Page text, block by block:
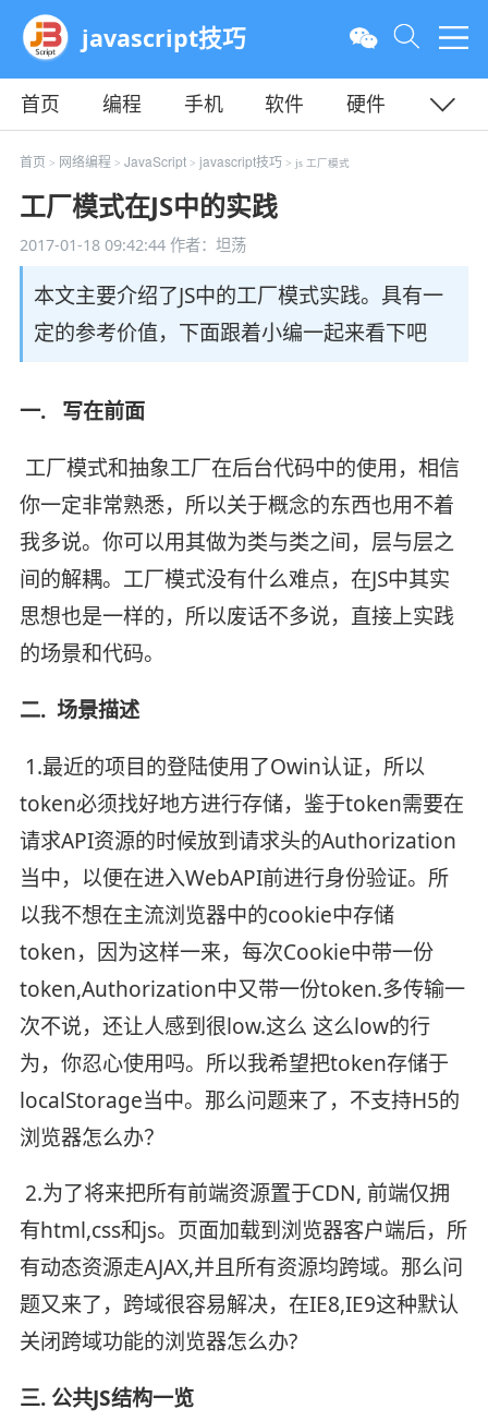
javascript技巧
首页 编程 手机 软件
硬件
教程
平面 服务器
首页 > 网络编程 > JavaScript> javascript技巧 > js 工厂模式
工厂模式在JS中的实践
2017-01-18 09:42:44作者：坦荡
本文主要介绍了JS中的工厂模式实践。具有一
定的参考价值，下面跟着小编一起来看下吧
一. 写在前面
工厂模式和抽象工厂在后台代码中的使用，相信
你一定非常熟悉，所以关于概念的东西也用不着
我多说。你可以用其做为类与类之间，层与层之
间的解耦。工厂模式没有什么难点，在JS中其实
思想也是一样的，所以废话不多说，直接上实践
的场景和代码。
二. 场景描述
1.最近的项目的登陆使用了Owin认证，所以
token必须找好地方进行存储，鉴于token需要在
请求API资源的时候放到请求头的Authorization
当中，以便在进入WebAPI前进行身份验证。所
以我不想在主流浏览器中的cookie中存储
token，因为这样一来，每次Cookie中带一份
token,Authorization中又带一份token.多传输一
次不说，还让人感到很low.这么 这么low的行
为，你忍心使用吗。所以我希望把token存储于
localStorage当中。那么问题来了，不支持H5的
浏览器怎么办？
2.为了将来把所有前端资源置于CDN, 前端仅拥
有html,css和js。页面加载到浏览器客户端后，所
有动态资源走AJAX,并且所有资源均跨域。那么问
题又来了，跨域很容易解决，在IE8,IE9这种默认
关闭跨域功能的浏览器怎么办?
三. 公共JS结构一览